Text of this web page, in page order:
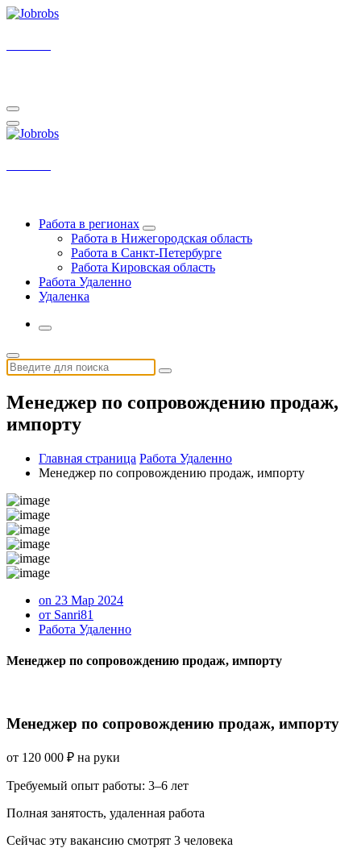
Перейти
Работа в регионах
Работа в Нижегородская область
Работа в Санкт-Петербурге
Работа Кировская область
Работа Удаленно
Удаленка
Искать:
Менеджер по сопровождению продаж,
импорту
Главная страница Работа Удаленно
Менеджер по сопровождению продаж, импорту
on 23 Мар 2024
от Sanri81
Работа Удаленно
Менеджер по сопровождению продаж, импорту
Менеджер по сопровождению продаж, импорту
от 120 000 ₽ на руки
Требуемый опыт работы: 3–6 лет
Полная занятость, удаленная работа
Сейчас эту вакансию смотрят 3 человека